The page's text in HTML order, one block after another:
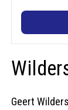
Geert